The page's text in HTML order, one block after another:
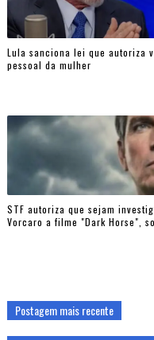
Lula sanciona lei que autoriza
pessoal da mulher
STF autoriza que sejam
Vorcaro a filme "Dark Horse",
Postagem mais recente